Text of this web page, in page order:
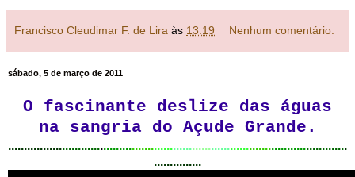
Francisco Cleudimar F. de Lira às 13:19 Nenhum comentário:
sábado, 5 de março de 2011
O fascinante deslize das águas
na sangria do Açude Grande.
...........................................................................................................
...............